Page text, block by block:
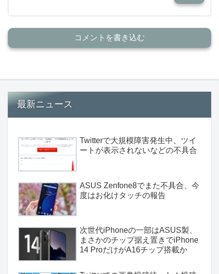
コメントを書き込む
最新ニュース
Twitterで大規模障害発生中、ツイ
ートが表示されないなどの不具合
ASUS Zenfone8でまた不具合、今
度はお化けタッチの報告
次世代iPhoneの一部はASUS製、
まさかのチップ据え置きでiPhone
14 ProだけがA16チップ搭載か